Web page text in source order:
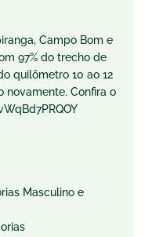
Campo Bom e
97% do trecho de
quilômetro 10 ao 12
novamente. Confira o
Masculino e